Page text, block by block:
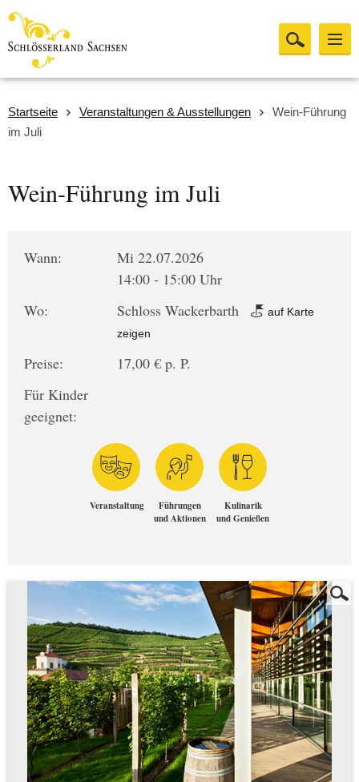
Startseite Veranstaltungen & Ausstellungen
Wein-Führung
im Juli
Wein-Führung im Juli
Wann:
Mi 22.07.2026
14:00 - 15:00 Uhr
Wo:
Schloss Wackerbarth
auf Karte
zeigen
Preise:
17,00 € p. P.
Für Kinder
geeignet:
Veranstaltung
Führungen
und Aktionen
Kulinarik
und Genießen